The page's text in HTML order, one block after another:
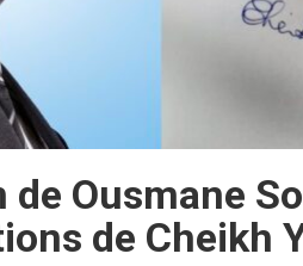
de Ousmane
de Cheikh